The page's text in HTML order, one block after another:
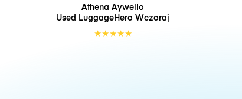
Athena Aywello
Used LuggageHero Wczoraj
★★★★★